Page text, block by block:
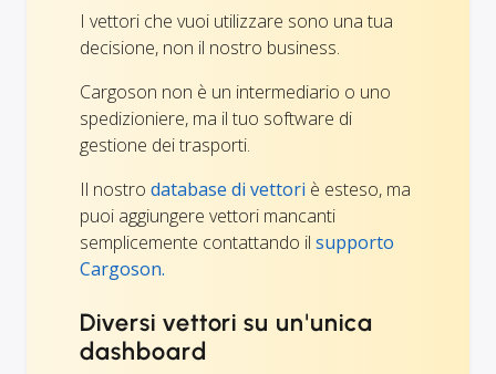
I vettori che vuoi utilizzare sono una tua
decisione, non il nostro business.
Cargoson non è un intermediario o uno
spedizioniere, ma il tuo software di
gestione dei trasporti.
Il nostro database di vettori è esteso, ma
puoi aggiungere vettori mancanti
semplicemente contattando il supporto
Cargoson.
Diversi vettori su un'unica
dashboard